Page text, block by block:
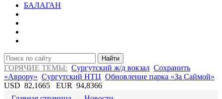
БАЛАГАН
Найти
ГОРЯЧИЕ ТЕМЫ: Сургутский ж/д вокзал Сохранить
«Аврору» Сургутский НТЦ Обновление парка «За Саймой»
USD 82,1665 EUR 94,8366